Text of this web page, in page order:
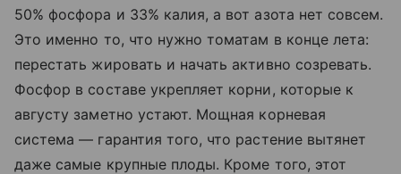
50% фосфора и 33% калия, а вот азота нет совсем.
Это именно то, что нужно томатам в конце лета:
перестать жировать и начать активно созревать.
Фосфор в составе укрепляет корни, которые к
августу заметно устают. Мощная корневая
система — гарантия того, что растение вытянет
даже самые крупные плоды. Кроме того, этот